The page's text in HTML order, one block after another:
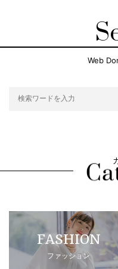
Web
FASHION
ファッション